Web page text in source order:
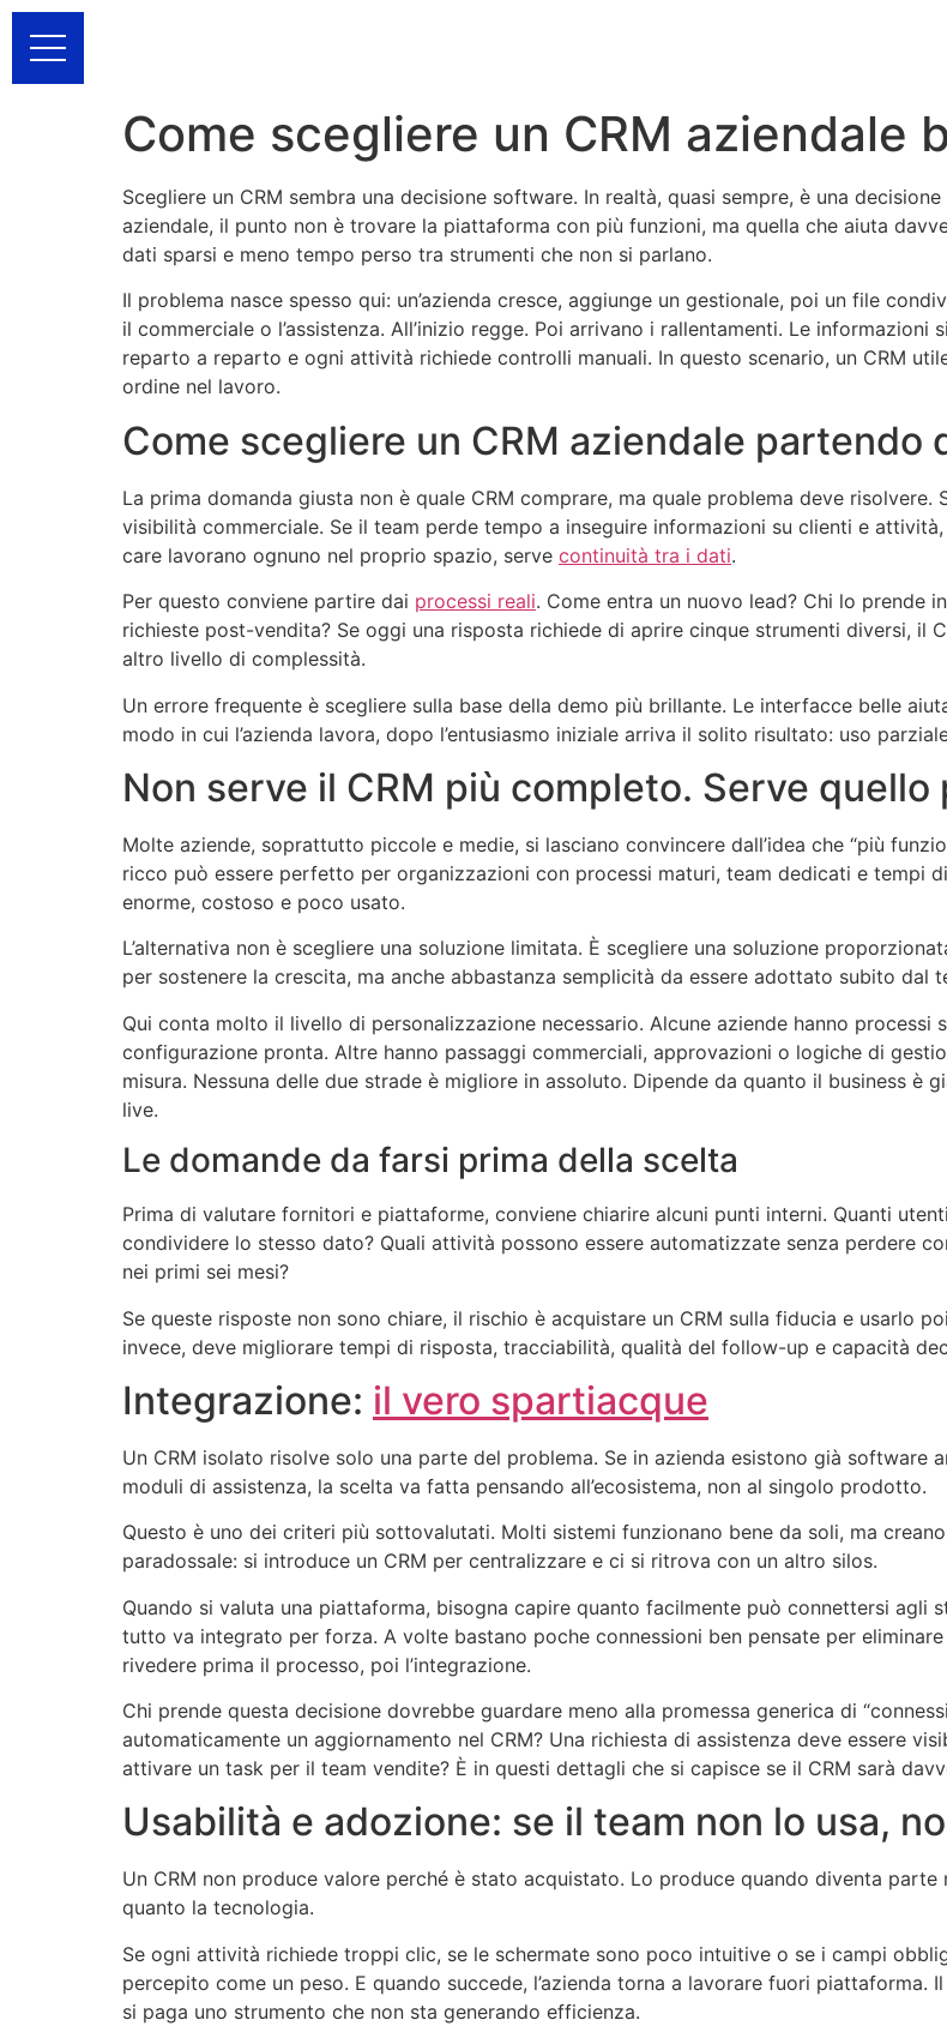
Come scegliere un CRM aziendale
Scegliere un CRM sembra una decisione software. In realtà, quasi sempre, è una
aziendale, il punto non è trovare la piattaforma con più funzioni, ma quella che aiuta
dati sparsi e meno tempo perso tra strumenti che non si parlano.
Il problema nasce spesso qui: un’azienda cresce, aggiunge un gestionale, poi un file
il commerciale o l’assistenza. All’inizio regge. Poi arrivano i rallentamenti. Le
reparto a reparto e ogni attività richiede controlli manuali. In questo scenario, un CRM
ordine nel lavoro.
Come scegliere un CRM aziendale partendo
La prima domanda giusta non è quale CRM comprare, ma quale problema deve
visibilità commerciale. Se il team perde tempo a inseguire informazioni su clienti e
care lavorano ognuno nel proprio spazio, serve continuità tra i dati.
Per questo conviene partire dai processi reali. Come entra un nuovo lead? Chi lo prende
richieste post-vendita? Se oggi una risposta richiede di aprire cinque strumenti diversi, il
altro livello di complessità.
Un errore frequente è scegliere sulla base della demo più brillante. Le interfacce belle
modo in cui l’azienda lavora, dopo l’entusiasmo iniziale arriva il solito risultato: uso
Non serve il CRM più completo. Serve quello
Molte aziende, soprattutto piccole e medie, si lasciano convincere dall’idea che “più
ricco può essere perfetto per organizzazioni con processi maturi, team dedicati e tempi
enorme, costoso e poco usato.
L’alternativa non è scegliere una soluzione limitata. È scegliere una soluzione
per sostenere la crescita, ma anche abbastanza semplicità da essere adottato subito dal
Qui conta molto il livello di personalizzazione necessario. Alcune aziende hanno
configurazione pronta. Altre hanno passaggi commerciali, approvazioni o logiche di
misura. Nessuna delle due strade è migliore in assoluto. Dipende da quanto il business è
live.
Le domande da farsi prima della scelta
Prima di valutare fornitori e piattaforme, conviene chiarire alcuni punti interni. Quanti
condividere lo stesso dato? Quali attività possono essere automatizzate senza perdere
nei primi sei mesi?
Se queste risposte non sono chiare, il rischio è acquistare un CRM sulla fiducia e usarlo
invece, deve migliorare tempi di risposta, tracciabilità, qualità del follow-up e capacità
Integrazione: il vero spartiacque
Un CRM isolato risolve solo una parte del problema. Se in azienda esistono già software
moduli di assistenza, la scelta va fatta pensando all’ecosistema, non al singolo prodotto.
Questo è uno dei criteri più sottovalutati. Molti sistemi funzionano bene da soli, ma
paradossale: si introduce un CRM per centralizzare e ci si ritrova con un altro silos.
Quando si valuta una piattaforma, bisogna capire quanto facilmente può connettersi agli
tutto va integrato per forza. A volte bastano poche connessioni ben pensate per
rivedere prima il processo, poi l’integrazione.
Chi prende questa decisione dovrebbe guardare meno alla promessa generica di
automaticamente un aggiornamento nel CRM? Una richiesta di assistenza deve essere
attivare un task per il team vendite? È in questi dettagli che si capisce se il CRM sarà
Usabilità e adozione: se il team non lo usa,
Un CRM non produce valore perché è stato acquistato. Lo produce quando diventa
quanto la tecnologia.
Se ogni attività richiede troppi clic, se le schermate sono poco intuitive o se i campi
percepito come un peso. E quando succede, l’azienda torna a lavorare fuori
si paga uno strumento che non sta generando efficienza.